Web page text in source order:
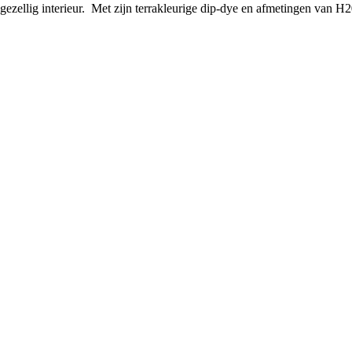
interieur. Met zijn terrakleurige dip-dye en afmetingen van